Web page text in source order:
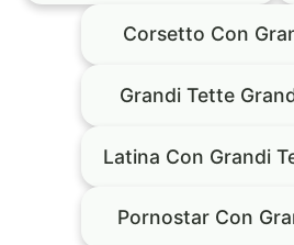
Corsetto Con
Grandi Tette
Latina Con Grandi
Pornostar Con